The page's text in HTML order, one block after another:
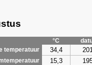
°C
temperatuur
34,4
15,3